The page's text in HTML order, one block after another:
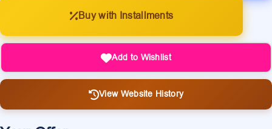
Buy with Installments
Add to Wishlist
View Website History